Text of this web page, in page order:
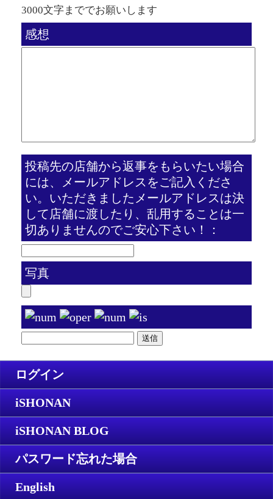
3000文字まででお願いします
感想
投稿先の店舗から返事をもらいたい場合
には、メールアドレスをご記入くださ
い。いただきましたメールアドレスは決
して店舗に渡したり、乱用することは一
切ありませんのでご安心下さい！：
写真
ログイン
iSHONAN
iSHONAN BLOG
パスワード忘れた場合
English